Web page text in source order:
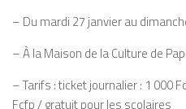
– Du mardi 27 janvier au
– À la Maison de la Culture de
– Tarifs : ticket journalier : 1 000
Fcfp / gratuit pour les scolaires